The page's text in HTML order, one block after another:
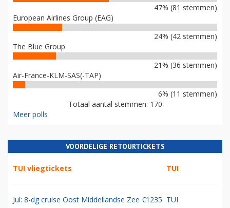
47% (81 stemmen)
European Airlines Group (EAG)
24% (42 stemmen)
The Blue Group
21% (36 stemmen)
Air-France-KLM-SAS(-TAP)
6% (11 stemmen)
Totaal aantal stemmen: 170
Meer polls
VOORDELIGE RETOURTICKETS
TUI vliegtickets TUI
Jul: 8-dg cruise Oost Middellandse Zee €1235 TUI